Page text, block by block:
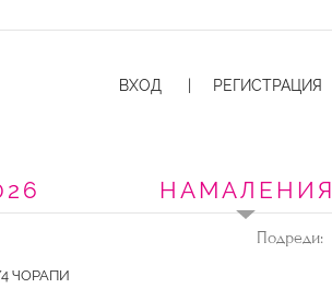
ВХОД РЕГИСТРАЦИЯ
НАМАЛЕНИЯ
Подреди:
ЧОРАПИ